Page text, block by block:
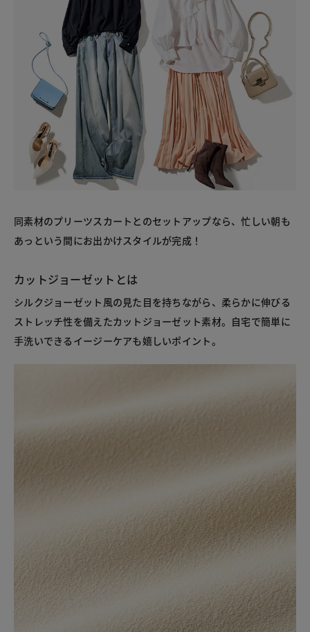
同素材のプリーツスカートとのセットアップなら、忙しい朝も
あっという間にお出かけスタイルが完成！
カットジョーゼットとは
シルクジョーゼット風の見た目を持ちながら、柔らかに伸びる
ストレッチ性を備えたカットジョーゼット素材。自宅で簡単に
手洗いできるイージーケアも嬉しいポイント。